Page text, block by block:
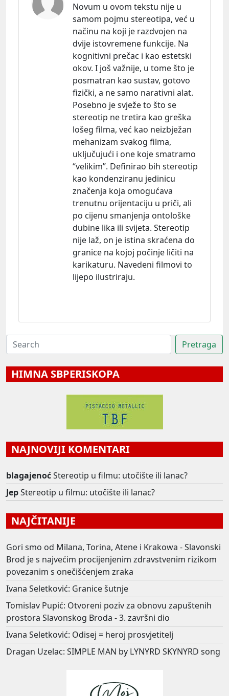
Novum u ovom tekstu nije u
samom pojmu stereotipa, već u
načinu na koji je razdvojen na
dvije istovremene funkcije. Na
kognitivni prečac i kao estetski
okov. I još važnije, u tome što je
posmatran kao sustav, gotovo
fizički, a ne samo narativni alat.
Posebno je svježe to što se
stereotip ne tretira kao greška
lošeg filma, već kao neizbježan
mehanizam svakog filma,
uključujući i one koje smatramo
“velikim”. Definirao bih stereotip
kao kondenziranu jedinicu
značenja koja omogućava
trenutnu orijentaciju u priči, ali
po cijenu smanjenja ontološke
dubine lika ili svijeta. Stereotip
nije laž, on je istina skraćena do
granice na kojoj počinje ličiti na
karikaturu. Navedeni filmovi to
lijepo ilustriraju.
HIMNA SBPERISKOPA
NAJNOVIJI KOMENTARI
blagajenoćStereotip u filmu: utočište ili lanac?
JepStereotip u filmu: utočište ili lanac?
NAJČITANIJE
Gori smo od Milana, Torina, Atene i Krakowa - Slavonski
Brod je s najvećim procijenjenim zdravstvenim rizikom
povezanim s onečišćenjem zraka
Ivana Seletković: Granice šutnje
Tomislav Pupić: Otvoreni poziv za obnovu zapuštenih
prostora Slavonskog Broda - 3. završni dio
Ivana Seletković: Odisej = heroj prosvjetitelj
Dragan Uzelac: SIMPLE MAN by LYNYRD SKYNYRD song